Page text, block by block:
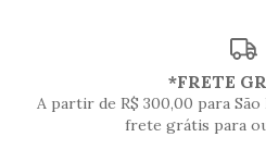
*FRETE
A partir de R$ 300,00 para
frete grátis para